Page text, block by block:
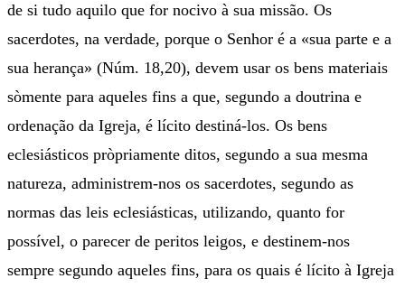
de si tudo aquilo que for nocivo à sua missão. Os
sacerdotes, na verdade, porque o Senhor é a «sua parte e a
sua herança» (Núm. 18,20), devem usar os bens materiais
sòmente para aqueles fins a que, segundo a doutrina e
ordenação da Igreja, é lícito destiná-los. Os bens
eclesiásticos pròpriamente ditos, segundo a sua mesma
natureza, administrem-nos os sacerdotes, segundo as
normas das leis eclesiásticas, utilizando, quanto for
possível, o parecer de peritos leigos, e destinem-nos
sempre segundo aqueles fins, para os quais é lícito à Igreja